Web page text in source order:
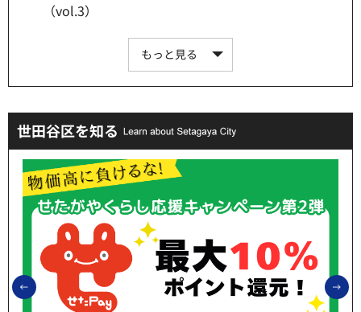
（vol.3）
もっと見る
世田谷区を知る
前のスライドを表示